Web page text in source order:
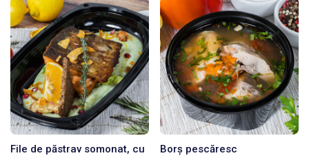
File de păstrav somonat, cu
Borș pescăresc